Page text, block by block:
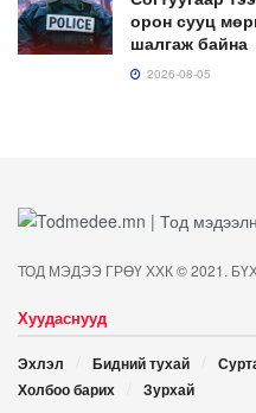
орон сууц
шалгаж байна
2026-08-05
ТОД МЭДЭЭ ГРӨҮ ХХК © 2021.
Хуудаснууд
Эхлэл Бидний тухай
Холбоо барих
Зурхай